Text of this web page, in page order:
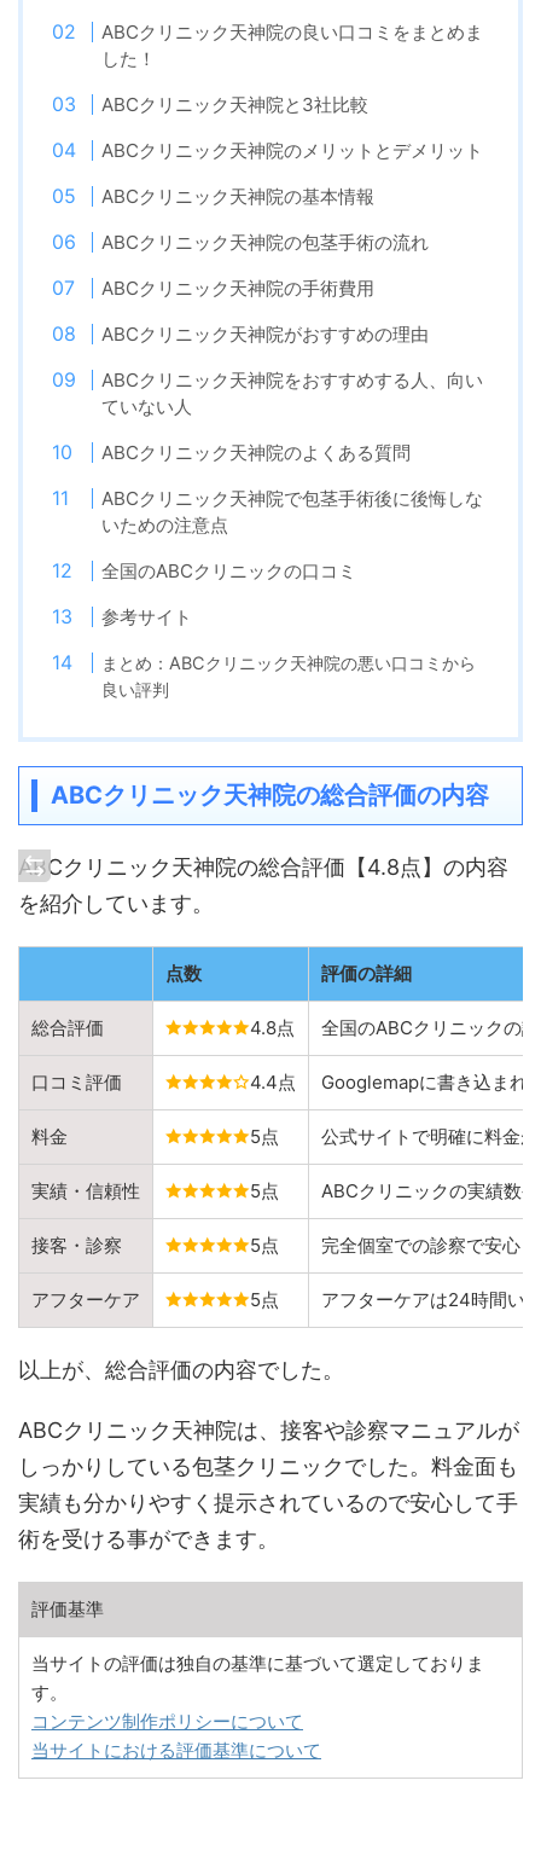
ABCクリニック天神院の良い口コミをまとめま
した！
ABCクリニック天神院と3社比較
ABCクリニック天神院のメリットとデメリット
ABCクリニック天神院の基本情報
ABCクリニック天神院の包茎手術の流れ
ABCクリニック天神院の手術費用
ABCクリニック天神院がおすすめの理由
ABCクリニック天神院をおすすめする人、向い
ていない人
ABCクリニック天神院のよくある質問
ABCクリニック天神院で包茎手術後に後悔しな
いための注意点
全国のABCクリニックの口コミ
参考サイト
まとめ：ABCクリニック天神院の悪い口コミから
良い評判
ABCクリニック天神院の総合評価の内容
ABCクリニック天神院の総合評価【4.8点】の内容
を紹介しています。
点数 評価の詳細
総合評価 4.8点 全国のABCクリニックの
口コミ評価 4.4点 Googlemapに書き込まれ
料金 5点 公式サイトで明確に料金
実績・信頼性 5点 ABCクリニックの実績数
接客・診察 5点 完全個室での診察で安心
アフターケア 5点 アフターケアは24時間い
以上が、総合評価の内容でした。
ABCクリニック天神院は、接客や診察マニュアルが
しっかりしている包茎クリニックでした。料金面も
実績も分かりやすく提示されているので安心して手
術を受ける事ができます。
評価基準
当サイトの評価は独自の基準に基づいて選定しておりま
す。
コンテンツ制作ポリシーについて
当サイトにおける評価基準について